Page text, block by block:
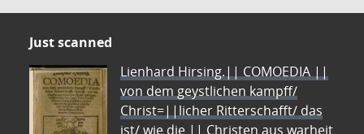
Just scanned
Lienhard Hirsing.|| COMOEDIA ||
von dem geystlichen kampff/
Christ=||licher Ritterschafft/ das
ist/ wie die || Christen aus warheit